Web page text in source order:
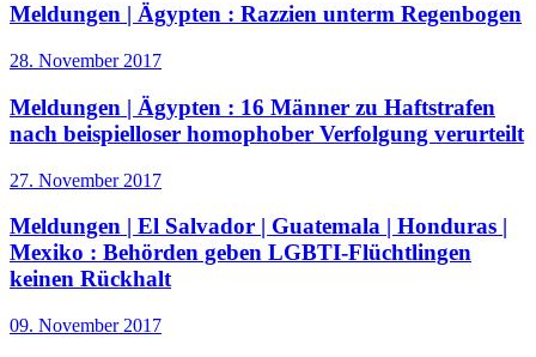
Meldungen | Ägypten : Razzien unterm Regenbogen
28. November 2017
Meldungen | Ägypten : 16 Männer zu Haftstrafen
nach beispielloser homophober Verfolgung verurteilt
27. November 2017
Meldungen | El Salvador | Guatemala | Honduras |
Mexiko : Behörden geben LGBTI-Flüchtlingen
keinen Rückhalt
09. November 2017